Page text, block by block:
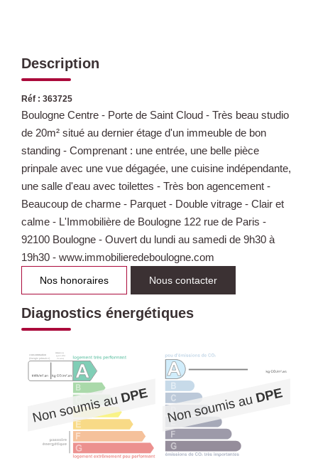
Description
Réf : 363725
Boulogne Centre - Porte de Saint Cloud - Très beau studio
de 20m² situé au dernier étage d'un immeuble de bon
standing - Comprenant : une entrée, une belle pièce
prinpale avec une vue dégagée, une cuisine indépendante,
une salle d'eau avec toilettes - Très bon agencement -
Beaucoup de charme - Parquet - Double vitrage - Clair et
calme - L'Immobilière de Boulogne 122 rue de Paris -
92100 Boulogne - Ouvert du lundi au samedi de 9h30 à
19h30 - www.immobilieredeboulogne.com
Nos honoraires Nous contacter
Diagnostics énergétiques